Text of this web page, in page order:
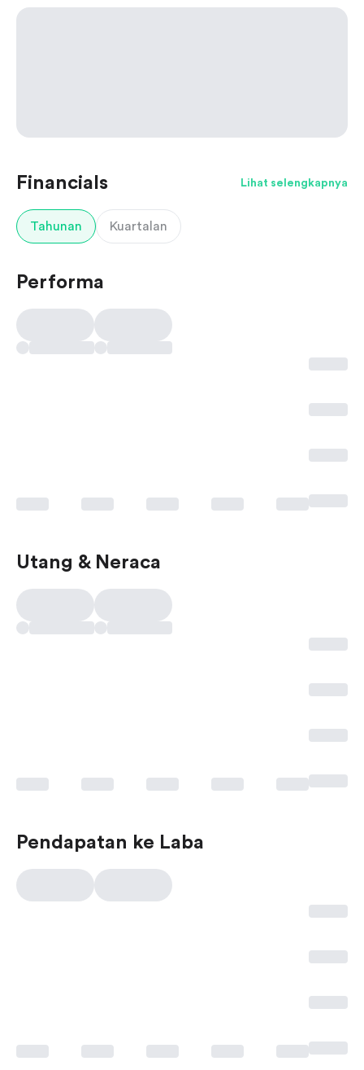
Financials Lihat selengkapnya
Tahunan Kuartalan
Performa
Utang & Neraca
Pendapatan ke Laba